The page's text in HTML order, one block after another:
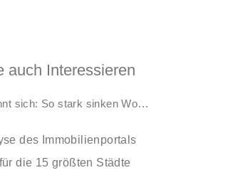
auch Interessieren
Pendeln lohnt sich: So stark sinken Wohnungspreise im Umland
des Immobilienportals
die 15 größten Städte